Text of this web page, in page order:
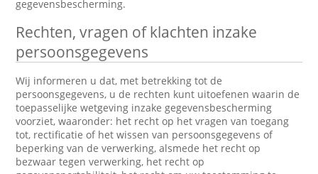
gegevensbescherming.
Rechten, vragen of klachten inzake
persoonsgegevens
Wij informeren u dat, met betrekking tot de
persoonsgegevens, u de rechten kunt uitoefenen waarin de
toepasselijke wetgeving inzake gegevensbescherming
voorziet, waaronder: het recht op het vragen van toegang
tot, rectificatie of het wissen van persoonsgegevens of
beperking van de verwerking, alsmede het recht op
bezwaar tegen verwerking, het recht op